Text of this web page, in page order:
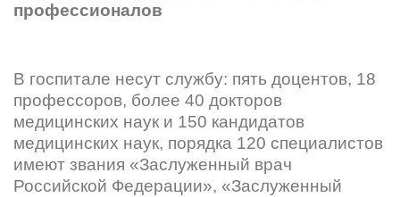
профессионалов
В госпитале несут службу: пять доцентов, 18
профессоров, более 40 докторов
медицинских наук и 150 кандидатов
медицинских наук, порядка 120 специалистов
имеют звания «Заслуженный врач
Российской Федерации», «Заслуженный